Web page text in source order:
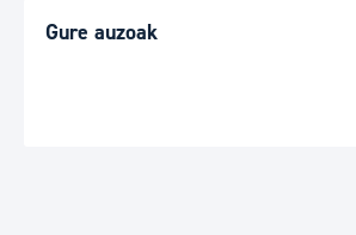
Gure auzoak